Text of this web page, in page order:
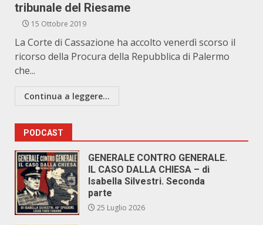
tribunale del Riesame
15 Ottobre 2019
La Corte di Cassazione ha accolto venerdì scorso il
ricorso della Procura della Repubblica di Palermo
che...
Continua a leggere...
PODCAST
GENERALE CONTRO GENERALE.
IL CASO DALLA CHIESA – di
Isabella Silvestri. Seconda
parte
25 Luglio 2026